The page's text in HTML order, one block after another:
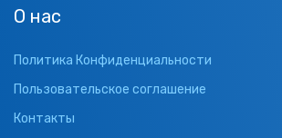
О нас
Политика Конфиденциальности
Пользовательское соглашение
Контакты